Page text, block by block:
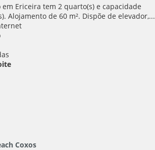
Ericeira tem 2 quarto(s) e capacidade
Alojamento de 60 m². Dispõe de elevador,...
Coxos